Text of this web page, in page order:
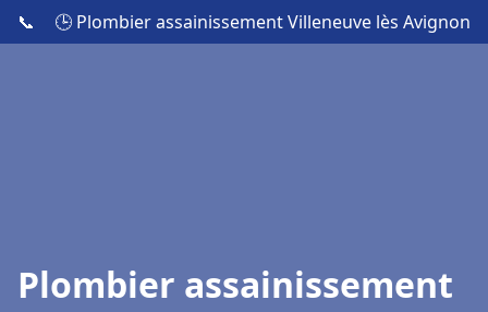
📞 🕒 Plombier assainissement Villeneuve lès Avignon
Plombier assainissement